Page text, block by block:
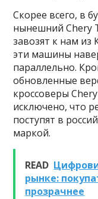
Скорее всего, в
нынешний Chery
завозят к нам
эти машины
параллельно.
обновленные
кроссоверы
исключено, что
поступят в
маркой.
READ
рынке:
прозрачнее